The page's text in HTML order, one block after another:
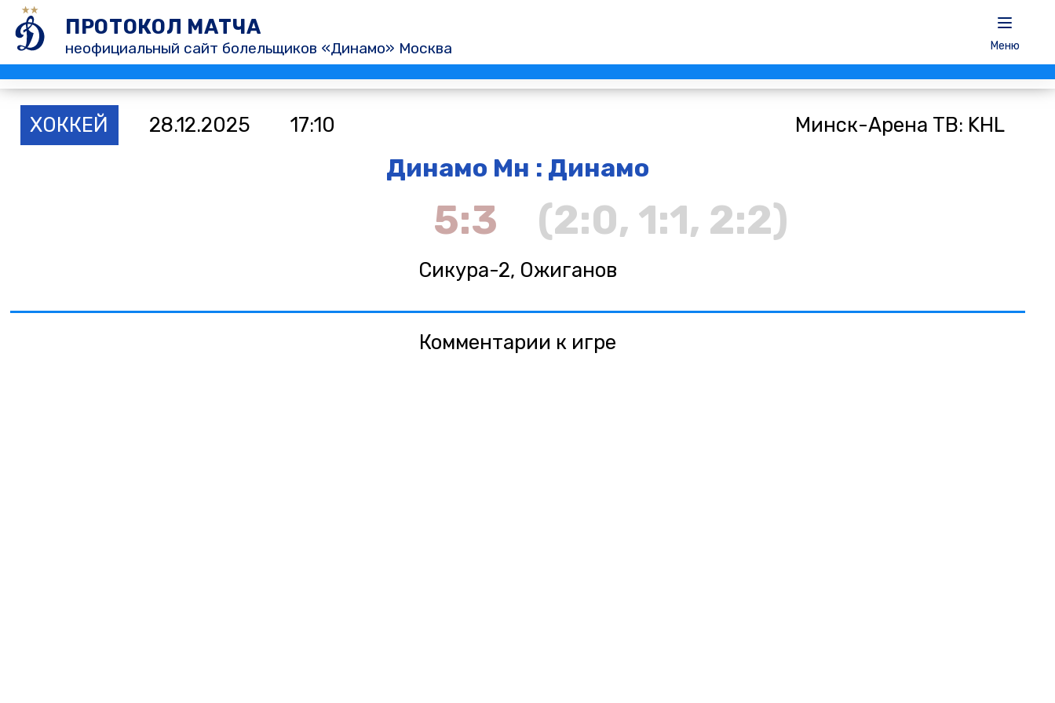
ПРОТОКОЛ МАТЧА
неофициальный сайт болельщиков «Динамо» Москва Меню
ХОККЕЙ 28.12.2025 17:10 Минск-Арена ТВ: KHL
Динамо Мн : Динамо
5:3 (2:0, 1:1, 2:2)
Сикура-2, Ожиганов
Комментарии к игре